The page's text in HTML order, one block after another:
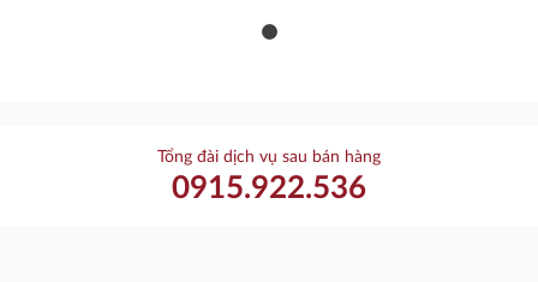
Tổng đài dịch vụ sau bán hàng
0915.922.536